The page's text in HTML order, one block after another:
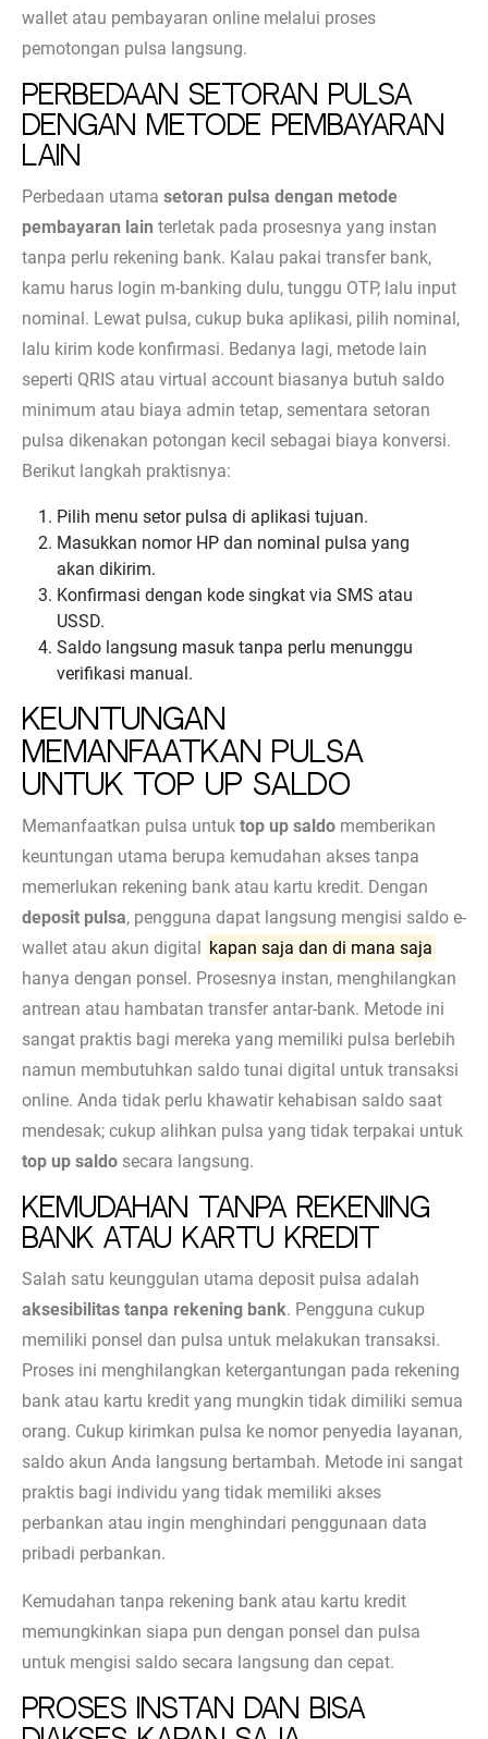
wallet atau pembayaran online melalui proses
pemotongan pulsa langsung.
Perbedaan Setoran Pulsa
dengan Metode Pembayaran
Lain
Perbedaan utama setoran pulsa dengan metode
pembayaran lain terletak pada prosesnya yang instan
tanpa perlu rekening bank. Kalau pakai transfer bank,
kamu harus login m-banking dulu, tunggu OTP, lalu input
nominal. Lewat pulsa, cukup buka aplikasi, pilih nominal,
lalu kirim kode konfirmasi. Bedanya lagi, metode lain
seperti QRIS atau virtual account biasanya butuh saldo
minimum atau biaya admin tetap, sementara setoran
pulsa dikenakan potongan kecil sebagai biaya konversi.
Berikut langkah praktisnya:
Pilih menu setor pulsa di aplikasi tujuan.
Masukkan nomor HP dan nominal pulsa yang
akan dikirim.
Konfirmasi dengan kode singkat via SMS atau
USSD.
Saldo langsung masuk tanpa perlu menunggu
verifikasi manual.
Keuntungan
Memanfaatkan Pulsa
untuk Top Up Saldo
Memanfaatkan pulsa untuk top up saldo memberikan
keuntungan utama berupa kemudahan akses tanpa
memerlukan rekening bank atau kartu kredit. Dengan
deposit pulsa, pengguna dapat langsung mengisi saldo e-
wallet atau akun digital kapan saja dan di mana saja
hanya dengan ponsel. Prosesnya instan, menghilangkan
antrean atau hambatan transfer antar-bank. Metode ini
sangat praktis bagi mereka yang memiliki pulsa berlebih
namun membutuhkan saldo tunai digital untuk transaksi
online. Anda tidak perlu khawatir kehabisan saldo saat
mendesak; cukup alihkan pulsa yang tidak terpakai untuk
top up saldo secara langsung.
Kemudahan Tanpa Rekening
Bank atau Kartu Kredit
Salah satu keunggulan utama deposit pulsa adalah
aksesibilitas tanpa rekening bank. Pengguna cukup
memiliki ponsel dan pulsa untuk melakukan transaksi.
Proses ini menghilangkan ketergantungan pada rekening
bank atau kartu kredit yang mungkin tidak dimiliki semua
orang. Cukup kirimkan pulsa ke nomor penyedia layanan,
saldo akun Anda langsung bertambah. Metode ini sangat
praktis bagi individu yang tidak memiliki akses
perbankan atau ingin menghindari penggunaan data
pribadi perbankan.
Kemudahan tanpa rekening bank atau kartu kredit
memungkinkan siapa pun dengan ponsel dan pulsa
untuk mengisi saldo secara langsung dan cepat.
Proses Instan dan Bisa